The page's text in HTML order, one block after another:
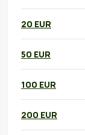
20 EUR
50 EUR
100 EUR
200 EUR